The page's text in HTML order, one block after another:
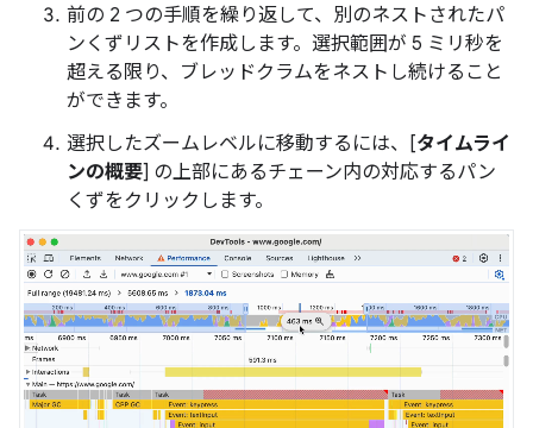
前の 2 つの手順を繰り返して、別のネストされたパ
ンくずリストを作成します。選択範囲が 5 ミリ秒を
超える限り、ブレッドクラムをネストし続けること
ができます。
選択したズームレベルに移動するには、[タイムライ
ンの概要] の上部にあるチェーン内の対応するパン
くずをクリックします。